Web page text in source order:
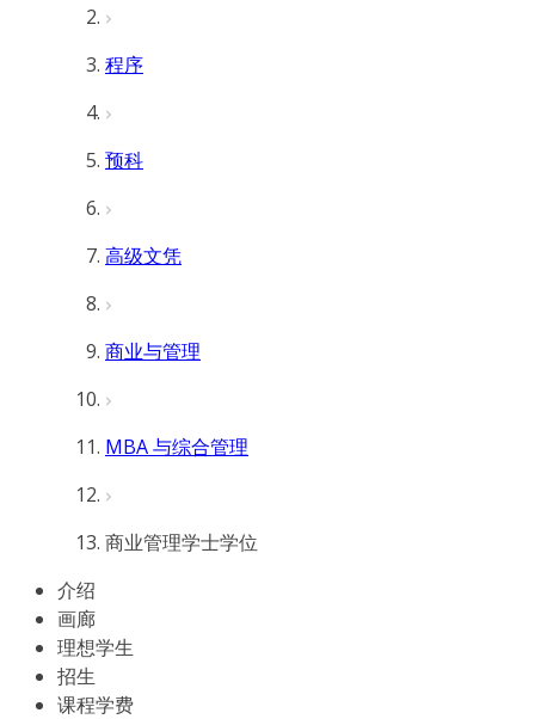
程序
预科
高级文凭
商业与管理
MBA 与综合管理
商业管理学士学位
介绍
画廊
理想学生
招生
课程学费